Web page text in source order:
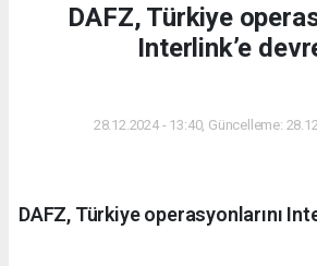
DAFZ, Türkiye
Interlink’e
28.12.2024 - 13:40, Güncelleme:
DAFZ, Türkiye operasyonlarını